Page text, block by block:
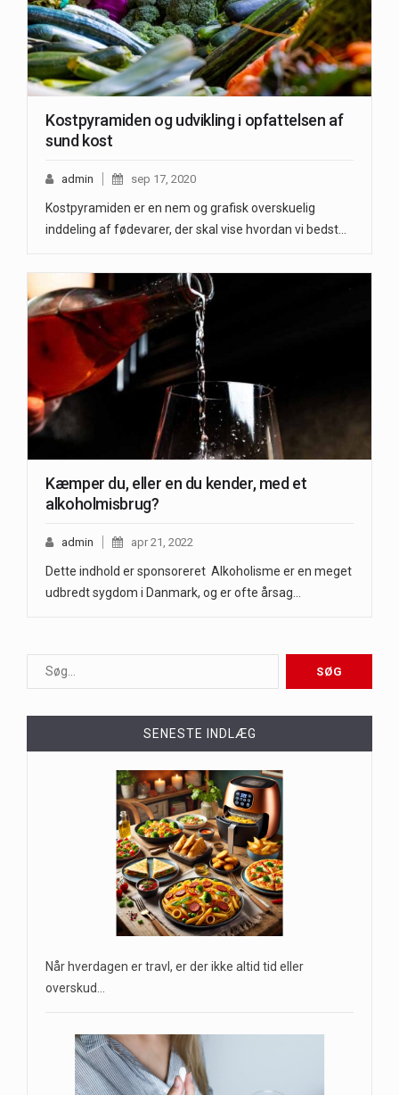
Kostpyramiden og udvikling i opfattelsen af
sund kost
admin sep 17, 2020
Kostpyramiden er en nem og grafisk overskuelig
inddeling af fødevarer, der skal vise hvordan vi bedst…
Kæmper du, eller en du kender, med et
alkoholmisbrug?
admin apr 21, 2022
Dette indhold er sponsoreret Alkoholisme er en meget
udbredt sygdom i Danmark, og er ofte årsag…
SENESTE INDLÆG
Når hverdagen er travl, er der ikke altid tid eller
overskud…